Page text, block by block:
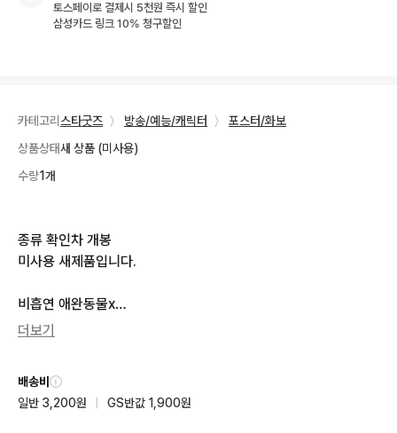
토스페이로 결제시 5천원 즉시 할인
삼성카드 링크 10% 청구할인
카테고리 스타굿즈 〉 방송/예능/캐릭터 〉
포스터/화보
상품상태새 상품 (미사용)
수량1개
종류 확인차 개봉
미사용 새제품입니다.
비흡연 애완동물x
통상적으로 입금 확인 후 당일-익일 편의점 일반택배 or 한진택배
기 해주세요.)
더보기
배송비
일반 3,200원
GS반값 1,900원